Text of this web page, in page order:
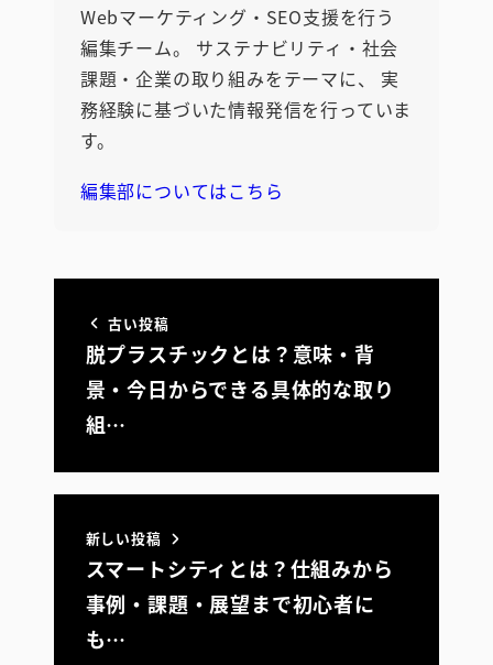
Webマーケティング・SEO支援を行う
編集チーム。 サステナビリティ・社会
課題・企業の取り組みをテーマに、 実
務経験に基づいた情報発信を行っていま
す。
編集部についてはこちら
古い投稿
脱プラスチックとは？意味・背
景・今日からできる具体的な取り
組…
新しい投稿
スマートシティとは？仕組みから
事例・課題・展望まで初心者に
も…